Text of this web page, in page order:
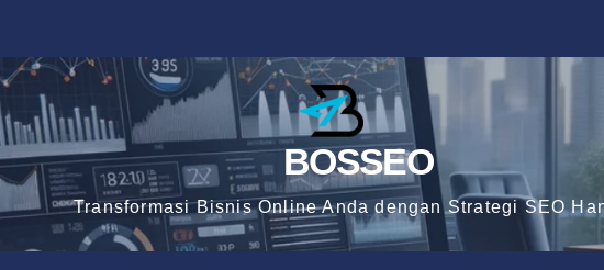
BOSSEO
Transformasi Bisnis Online Anda dengan Strategi SEO